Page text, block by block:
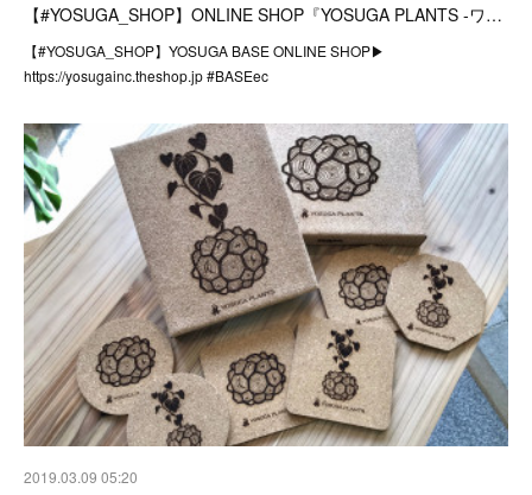
【#YOSUGA_SHOP】ONLINE SHOP『YOSUGA PLANTS -ワ…
【#YOSUGA_SHOP】YOSUGA BASE ONLINE SHOP▶︎
https://yosugainc.theshop.jp #BASEec
2019.03.09 05:20